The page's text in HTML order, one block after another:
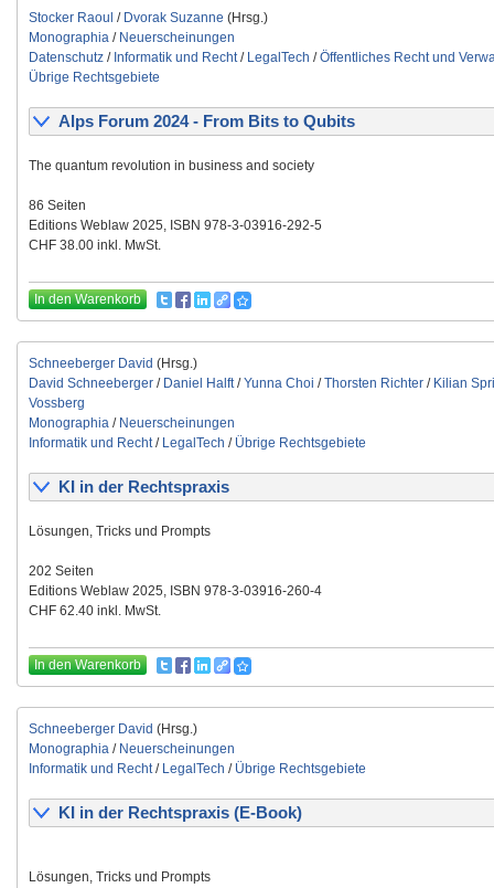
Stocker Raoul / Dvorak Suzanne (Hrsg.)
Monographia / Neuerscheinungen
Datenschutz / Informatik und Recht/ LegalTech /Öffentliches Recht und
Übrige Rechtsgebiete
Alps Forum 2024 - From Bits to Qubits
The quantum revolution in business and society
86 Seiten
Editions Weblaw 2025, ISBN 978-3-03916-292-5
CHF 38.00 inkl. MwSt.
In den Warenkorb
Schneeberger David (Hrsg.)
David Schneeberger / Daniel Halft/Yunna Choi /Thorsten Richter / Kilian
Vossberg
Monographia / Neuerscheinungen
Informatik und Recht/ LegalTech / Übrige Rechtsgebiete
KI in der Rechtspraxis
Lösungen, Tricks und Prompts
202 Seiten
Editions Weblaw 2025, ISBN 978-3-03916-260-4
CHF 62.40 inkl. MwSt.
In den Warenkorb
Schneeberger David (Hrsg.)
Monographia / Neuerscheinungen
Informatik und Recht/ LegalTech / Übrige Rechtsgebiete
KI in der Rechtspraxis (E-Book)
Lösungen, Tricks und Prompts